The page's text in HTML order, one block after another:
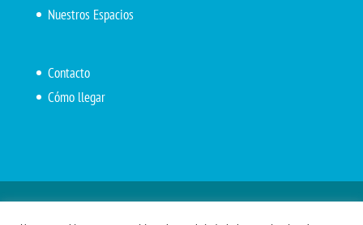
Nuestros Espacios
Contacto
Cómo llegar